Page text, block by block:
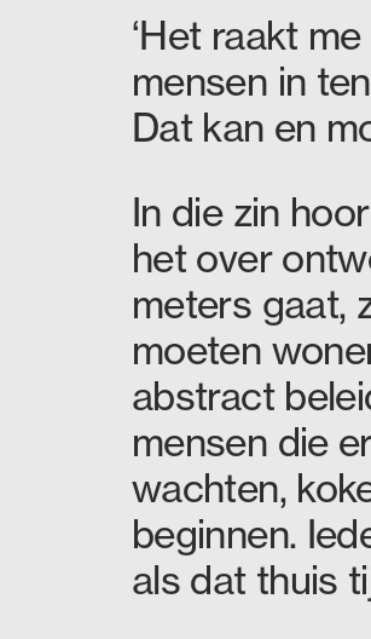
‘Het raakt
mensen in
Dat kan en
In die zin
het over
meters gaat,
moeten
abstract
mensen die
wachten,
beginnen.
als dat thuis